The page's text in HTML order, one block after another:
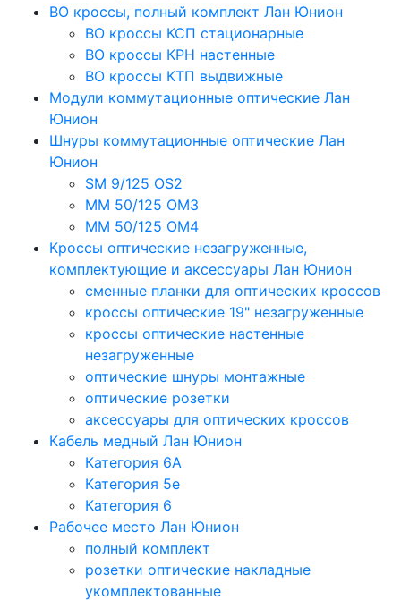
ВО кроссы, полный комплект Лан Юнион
ВО кроссы КСП стационарные
ВО кроссы КРН настенные
ВО кроссы КТП выдвижные
Модули коммутационные оптические Лан
Юнион
Шнуры коммутационные оптические Лан
Юнион
SM 9/125 OS2
MM 50/125 OM3
MM 50/125 OM4
Кроссы оптические незагруженные,
комплектующие и аксессуары Лан Юнион
сменные планки для оптических кроссов
кроссы оптические 19" незагруженные
кроссы оптические настенные
незагруженные
оптические шнуры монтажные
оптические розетки
аксессуары для оптических кроссов
Кабель медный Лан Юнион
Категория 6A
Категория 5e
Категория 6
Рабочее место Лан Юнион
полный комплект
розетки оптические накладные
укомплектованные